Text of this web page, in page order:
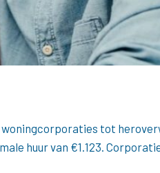
tot
huur van €1.123.